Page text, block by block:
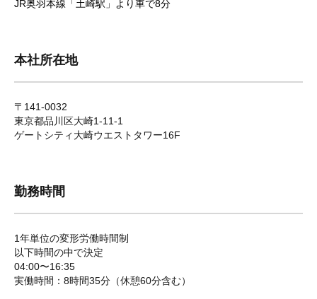
JR奥羽本線「土崎駅」より車で8分
本社所在地
〒141-0032
東京都品川区大崎1-11-1
ゲートシティ大崎ウエストタワー16F
勤務時間
1年単位の変形労働時間制
以下時間の中で決定
04:00〜16:35
実働時間：8時間35分（休憩60分含む）